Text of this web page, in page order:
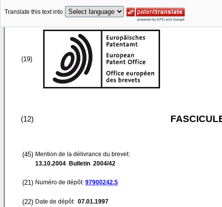
Translate this text into
(19)
(12)
(45) Mention de la délivrance du brevet:
13.10.2004 Bulletin 2004/42
(21) Numéro de dépôt: 97900242.5
(22) Date de dépôt: 07.01.1997